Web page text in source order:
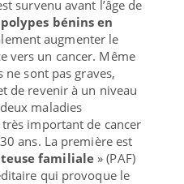
survenu avant l’âge de
bénins en
augmenter le
vers un cancer. Même
sont pas graves,
de revenir à un niveau
maladies
important de cancer
ans. La première est
familiale» (PAF)
qui provoque le